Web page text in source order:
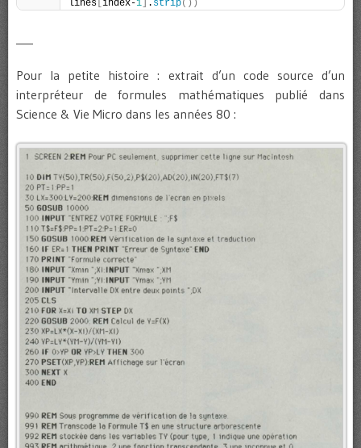
lines index-1 . strip())
Pour la petite histoire : extrait d’un code source d’un
interpréteur de formules mathématiques publié dans
Science & Vie Micro dans les années 80 :